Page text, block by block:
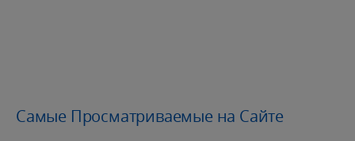
Самые Просматриваемые на Сайте